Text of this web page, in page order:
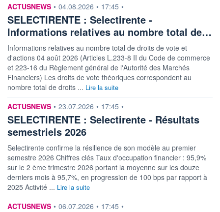
VOLUME
7
CAPITAL ÉCHANGÉ
0,00%
VALORISATION
355 MEUR
DERNIER ÉCHANGE
07.08.26 / 11:30:26
LIMITE À LA
BAISSE
76,0000
LIMITE À LA
HAUSSE
92,0000
RENDEMENT
ESTIMÉ 2026
5,03%
PER ESTIMÉ
2026
25,61
DERNIER
DIVIDENDE
4,20 EUR (08/06/26)
DATE
DERNIER
PROCHAIN
DIVIDENDE
ÉLIGIBILITÉ
CTO BUSINESS
-
information fournie par
ACTUSNEWS • 04.08.2026 • 17:45 •
SELECTIRENTE : Selectirente -
Informations relatives au nombre total de…
Informations relatives au nombre total de droits de vote et
d'actions 04 août 2026 (Articles L.233-8 II du Code de commerce
et 223-16 du Règlement général de l'Autorité des Marchés
Financiers) Les droits de vote théoriques correspondent au
nombre total de droits ... Lire la suite
information fournie par
ACTUSNEWS • 23.07.2026 • 17:45 •
SELECTIRENTE : Selectirente - Résultats
semestriels 2026
Selectirente confirme la résilience de son modèle au premier
semestre 2026 Chiffres clés Taux d'occupation financier : 95,9%
sur le 2 ème trimestre 2026 portant la moyenne sur les douze
derniers mois à 95,7%, en progression de 100 bps par rapport à
2025 Activité ... Lire la suite
information fournie par
ACTUSNEWS • 06.07.2026 • 17:45 •